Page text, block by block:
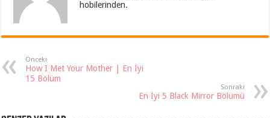
hobilerinden.
Önceki
How I Met Your Mother | En İyi
15 Bölüm
Sonraki
En İyi 5 Black Mirror Bölümü